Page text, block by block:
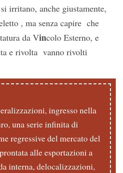
irritano, anche giustamente,
, ma senza capire che
da Vincolo Esterno, e
e rivolta vanno rivolti
ingresso nella
una serie infinita di
regressive del mercato del
alle esportazioni a
interna, delocalizzazioni,